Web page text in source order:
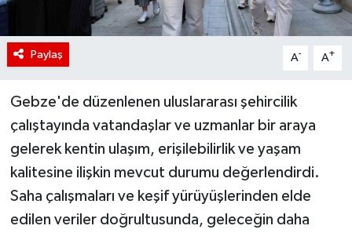
Paylaş A- A+
Gebze'de düzenlenen uluslararası şehircilik
çalıştayında vatandaşlar ve uzmanlar bir araya
gelerek kentin ulaşım, erişilebilirlik ve yaşam
kalitesine ilişkin mevcut durumu değerlendirdi.
Saha çalışmaları ve keşif yürüyüşlerinden elde
edilen veriler doğrultusunda, geleceğin daha